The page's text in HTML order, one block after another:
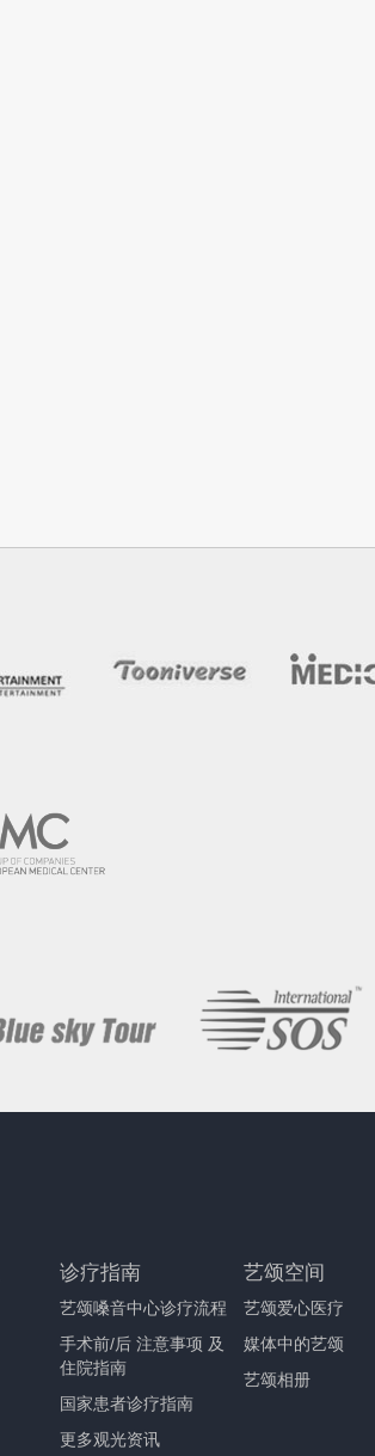
诊疗指南
艺颂嗓音中心诊疗流程
手术前/后 注意事项 及
住院指南
国家患者诊疗指南
更多观光资讯
艺颂空间
艺颂爱心医疗
媒体中的艺颂
艺颂相册